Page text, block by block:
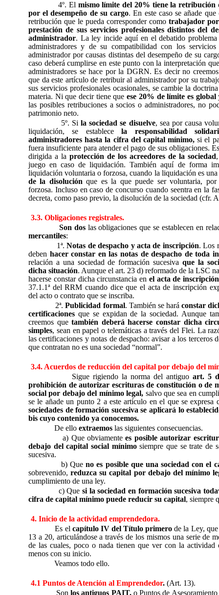
4º. El mismo límite del 20% tiene la retribución
por el desempeño de su cargo. En este caso se añade
retribución que le pueda corresponder como trabajador
prestación de sus servicios profesionales distintos del
administrador. La ley incide aquí en el debatido
administradores y de su compatibilidad con los servicios
administrador por causas distintas del desempeño de su
caso deberá cumplirse en este punto con la interpretación
administradores se hace por la DGRN. Es decir no
que da este artículo de retribuir al administrador por su
sus servicios profesionales ocasionales, se cambie la
materia. Ni que decir tiene queese 20% de límite es global
las posibles retribuciones a socios o administradores, no
patrimonio neto.
5º. Sila sociedad se disuelve, sea por causa
liquidación, se establecela responsabilidad
administradores hasta la cifra del capital mínimo, si el
fuera insuficiente para atender el pago de sus obligaciones.
dirigida a la protección de los acreedores de la sociedad
juego en caso de liquidación. También aquí de forma
liquidación voluntaria o forzosa, cuando la liquidación es una
de la disoluciónque es la que puede ser voluntaria,
forzosa. Incluso en caso de concurso cuando seentra en la
decreta, como paso previo, la disolución de la sociedad (cfr.
3.3. Obligaciones registrales.
Son doslas obligaciones que se establecen en
mercantiles:
1ª.Notas de despacho y acta de inscripción. Los
deben hacer constar en las notas de despacho de toda
relación a una sociedad de formación sucesiva que la
dicha situación. Aunque el art. 23 d) reformado de la LSC
hacerse constar dicha circunstancia en el acta de inscripción
37.1.1ª del RRM cuando dice que el acta de inscripción
del acto o contrato que se inscriba.
2ª.Publicidad formal. También se haráconstar
certificaciones que se expidan de la sociedad. Aunque
creemos quetambién deberá hacerse constar dicha
simples, sean en papel o telemáticas a través del Flei. La
las certificaciones y notas de despacho: avisar a los terceros
que contratan no es una sociedad “normal”.
3.4. Acuerdos de reducción del capital por debajo del
Sigue rigiendo la norma del antiguo art. 5
prohibición de autorizar escrituras de constitución o de
social por debajo del mínimo legal, salvo que sea en
se le añade un punto 2 a este artículo en el que se expresa
sociedades de formación sucesiva se aplicará lo
bis cuyo contenido ya conocemos.
De ello extraemos las siguientes consecuencias.
a) Que obviamentees posible autorizar
debajo del capital social mínimosiempre que se trate de
sucesiva.
b) Queno es posible que una sociedad con el
sobrevenido,reduzca su capital por debajo del mínimo
cumplimiento de una ley.
c) Que si la sociedad en formación sucesiva
cifra de capital mínimo puede reducir su capital, siempre
4. Inicio de la actividad emprendedora.
Es el capítulo IV del Título primero de la Ley,
13 a 20, articulándose a través de los mismos una serie de
de las cuales, poco o nada tienen que ver con la actividad
menos con su inicio.
Veamos todo ello.
4.1 Puntos de Atención al Emprendedor. (Art. 13).
Son los antiguos PAIT,o Puntos de